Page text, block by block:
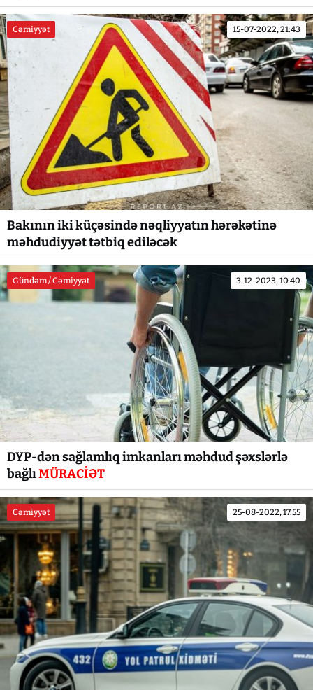
Cəmiyyət 15-07-2022, 21:43
Bakının iki küçəsində nəqliyyatın hərəkətinə
məhdudiyyət tətbiq ediləcək
Gündəm / Cəmiyyət 3-12-2023, 10:40
DYP-dən sağlamlıq imkanları məhdud şəxslərlə
bağlıMÜRACİƏT
Cəmiyyət 25-08-2022, 17:55